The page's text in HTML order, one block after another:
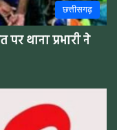
छत्तीसगढ़
थाना प्रभारी ने